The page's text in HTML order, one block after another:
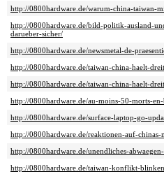
http://0800hardware.de/warum-china-taiwan-
http://0800hardware.de/bild-politik-ausland-
darueber-sicher/
http://0800hardware.de/newsmetal-de-
http://0800hardware.de/taiwan-china-haelt-
http://0800hardware.de/taiwan-china-haelt-
http://0800hardware.de/au-moins-50-morts-
http://0800hardware.de/surface-laptop-go-
http://0800hardware.de/reaktionen-auf-
http://0800hardware.de/unendliches-
http://0800hardware.de/taiwan-konflikt-